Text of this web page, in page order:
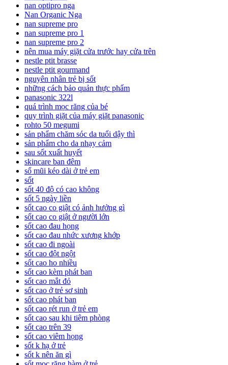
nan optipro nga
Nan Organic Nga
nan supreme pro
nan supreme pro 1
nan supreme pro 2
nên mua máy giặt cửa trước hay cửa trên
nestle ptit brasse
nestle ptit gourmand
nguyên nhân trẻ bị sốt
những cách bảo quản thực phẩm
panasonic 322l
quá trình mọc răng của bé
quy trình giặt của máy giặt panasonic
rohto 50 megumi
sản phẩm chăm sóc da tuổi dậy thì
sản phẩm cho da nhạy cảm
sau sốt xuất huyết
skincare ban đêm
sổ mũi kéo dài ở trẻ em
sốt
sốt 40 độ có cao không
sốt 5 ngày liền
sốt cao co giật có ảnh hưởng gì
sốt cao co giật ở người lớn
sốt cao đau họng
sốt cao đau nhức xương khớp
sốt cao đi ngoài
sốt cao đột ngột
sốt cao ho nhiều
sốt cao kèm phát ban
sốt cao mắt đỏ
sốt cao ở trẻ sơ sinh
sốt cao phát ban
sốt cao rét run ở trẻ em
sốt cao sau khi tiêm phòng
sốt cao trên 39
sốt cao viêm họng
sốt k hạ ở trẻ
sốt k nên ăn gì